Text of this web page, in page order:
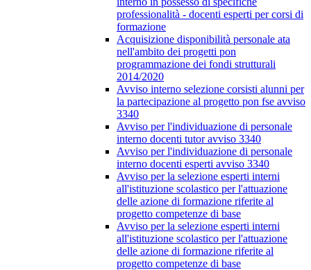
professionalità - docenti esperti per corsi di
formazione
Acquisizione disponibilità personale ata
nell'ambito dei progetti pon
programmazione dei fondi strutturali
2014/2020
Avviso interno selezione corsisti alunni per
la partecipazione al progetto pon fse avviso
3340
Avviso per l'individuazione di personale
interno docenti tutor avviso 3340
Avviso per l'individuazione di personale
interno docenti esperti avviso 3340
Avviso per la selezione esperti interni
all'istituzione scolastico per l'attuazione
delle azione di formazione riferite al
progetto competenze di base
Avviso per la selezione esperti interni
all'istituzione scolastico per l'attuazione
delle azione di formazione riferite al
progetto competenze di base